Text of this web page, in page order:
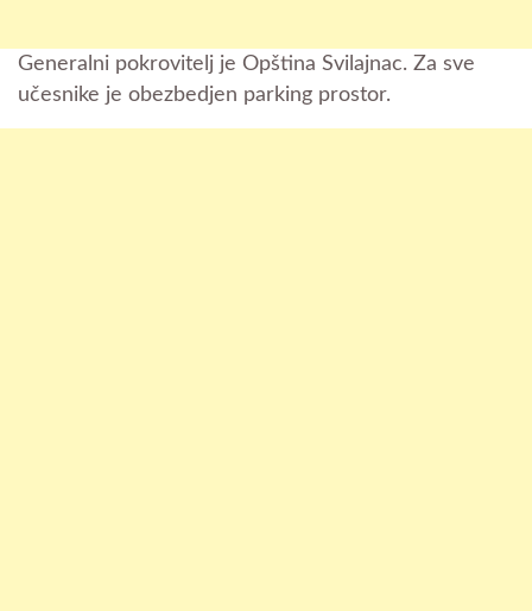
Generalni pokrovitelj je Opština Svilajnac. Za sve
učesnike је obezbedjen parking prostor.